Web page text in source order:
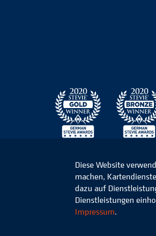
© 2026
Diese Website
machen,
dazu auf
Dienstleistungen
Impressum.